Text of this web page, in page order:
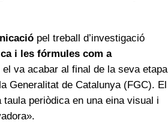
pel treball d’investigació
i les fórmules com a
va acabar al final de la seva etapa
Generalitat de Catalunya (FGC). El
periòdica en una eina visual i